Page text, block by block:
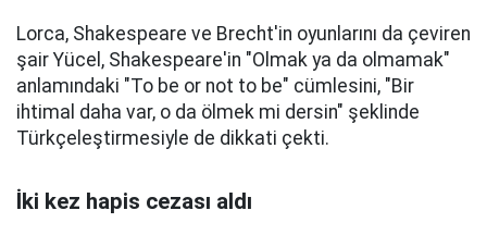
Lorca, Shakespeare ve Brecht'in oyunlarını da çeviren
şair Yücel, Shakespeare'in "Olmak ya da olmamak"
anlamındaki "To be or not to be" cümlesini, "Bir
ihtimal daha var, o da ölmek mi dersin" şeklinde
Türkçeleştirmesiyle de dikkati çekti.
İki kez hapis cezası aldı